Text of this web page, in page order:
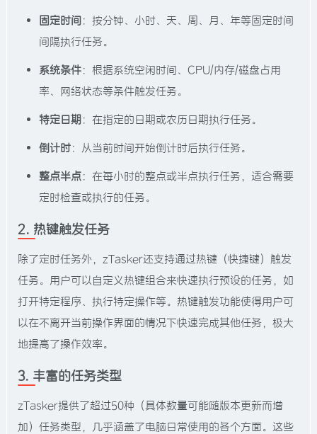
固定时间：按分钟、小时、天、周、月、年等固定时间
间隔执行任务。
系统条件：根据系统空闲时间、CPU/内存/磁盘占用
率、网络状态等条件触发任务。
特定日期：在指定的日期或农历日期执行任务。
倒计时：从当前时间开始倒计时后执行任务。
整点半点：在每小时的整点或半点执行任务，适合需要
定时检查或执行的任务。
2. 热键触发任务
除了定时任务外，zTasker还支持通过热键（快捷键）触发
任务。用户可以自定义热键组合来快速执行预设的任务，如
打开特定程序、执行特定操作等。热键触发功能使得用户可
以在不离开当前操作界面的情况下快速完成其他任务，极大
地提高了操作效率。
3. 丰富的任务类型
zTasker提供了超过50种（具体数量可能随版本更新而增
加）任务类型，几乎涵盖了电脑日常使用的各个方面。这些